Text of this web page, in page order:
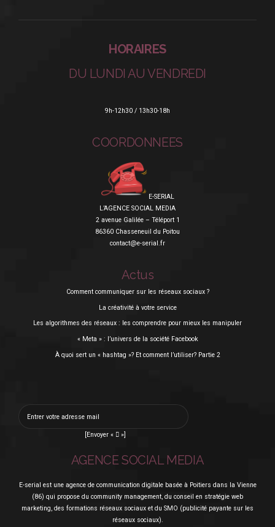
HORAIRES
DU LUNDI AU VENDREDI
9h-12h30 / 13h30-18h
COORDONNEES
E-SERIAL
L’AGENCE SOCIAL MEDIA
2 avenue Galilée – Téléport 1
86360 Chasseneuil du Poitou
contact@e-serial.fr
Actus
Comment communiquer sur les réseaux sociaux ?
La créativité à votre service
Les algorithmes des réseaux : les comprendre pour mieux les manipuler
« Meta » : l’univers de la société Facebook
À quoi sert un « hashtag »? Et comment l’utiliser? Partie 2
[Envoyer «  »]
AGENCE SOCIAL MEDIA
E-serial est une agence de communication digitale basée à Poitiers dans la Vienne
(86) qui propose du community management, du conseil en stratégie web
marketing, des formations réseaux sociaux et du SMO (publicité payante sur les
réseaux sociaux).